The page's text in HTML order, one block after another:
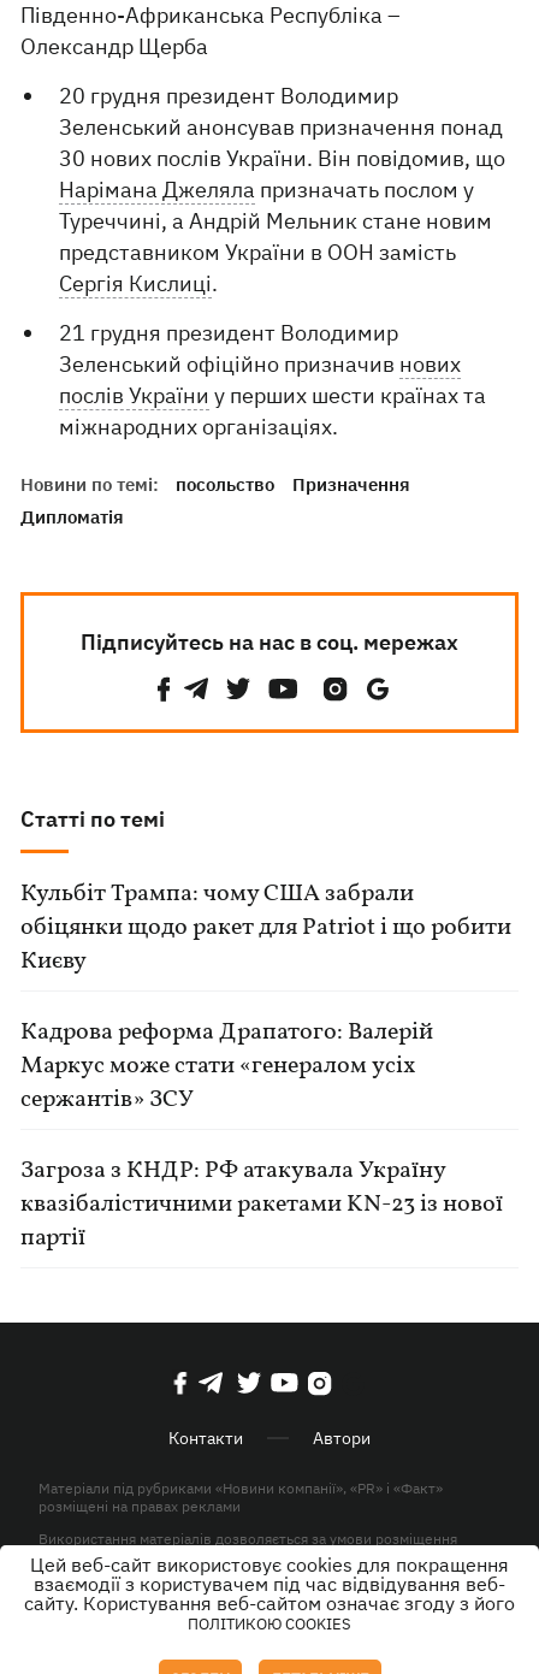
Південно-Африканська Республіка –
Олександр Щерба
20 грудня президент Володимир
Зеленський анонсував призначення понад
30 нових послів України. Він повідомив, що
Нарімана Джеляла призначать послом у
Туреччині, а Андрій Мельник стане новим
представником України в ООН замість
Сергія Кислиці.
21 грудня президент Володимир
Зеленський офіційно призначив нових
послів України у перших шести країнах та
міжнародних організаціях.
Новини по темі: посольство
Призначення
Дипломатія
Підписуйтесь на нас в соц. мережах
Статті по темі
Кульбіт Трампа: чому США забрали
обіцянки щодо ракет для Patriot і що робити
Києву
Кадрова реформа Драпатого: Валерій
Маркус може стати «генералом усіх
сержантів» ЗСУ
Загроза з КНДР: РФ атакувала Україну
квазібалістичними ракетами KN-23 із нової
партії
Контакти Автори
Матеріали під рубриками «Новини компанії», «PR» і «Факт»
розміщені на правах реклами
Використання матеріалів дозволяється за умови розміщення
активного гіперпосилання на KP.UA в першому абзаці.
© ТОВ «ЮЛАВ МЕДІА» 2026. Всі права захищені.
Цей веб-сайт використовує cookies для покращення
взаємодії з користувачем під час відвідування веб-
сайту. Користування веб-сайтом означає згоду з його
ПОЛІТИКОЮ COOKIES